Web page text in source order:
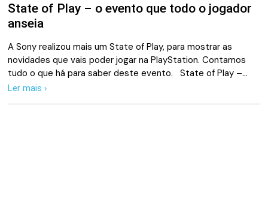
State of Play – o evento que todo o jogador
anseia
A Sony realizou mais um State of Play, para mostrar as
novidades que vais poder jogar na PlayStation. Contamos
tudo o que há para saber deste evento. State of Play –…
Ler mais ›